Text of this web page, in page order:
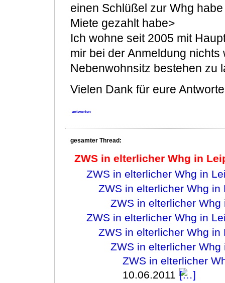
einen Schlüßel zur Whg
Miete gezahlt habe>
Ich wohne seit 2005 mit
mir bei der Anmeldung
Nebenwohnsitz bestehen zu
Vielen Dank für eure
antworten
gesamter Thread:
ZWS in elterlicher Whg in
ZWS in elterlicher Whg in
ZWS in elterlicher Whg in
ZWS in elterlicher Whg
ZWS in elterlicher Whg in
ZWS in elterlicher Whg in
ZWS in elterlicher Whg
ZWS in elterlicher
10.06.2011